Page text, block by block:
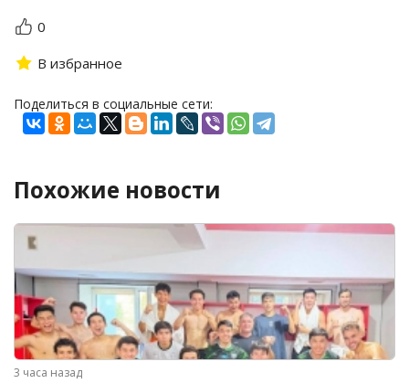
0
В избранное
Поделиться в социальные сети:
Похожие новости
3 часа назад